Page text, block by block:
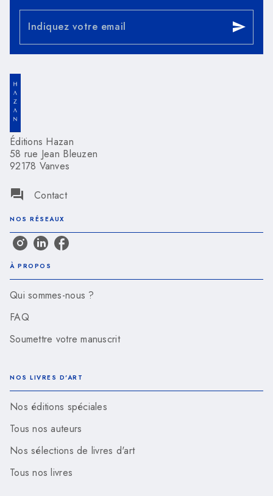
Indiquez votre email send
Éditions Hazan
58 rue Jean Bleuzen
92178 Vanves
question_answer Contact
NOS RÉSEAUX
À PROPOS
Qui sommes-nous ?
FAQ
Soumettre votre manuscrit
NOS LIVRES D'ART
Nos éditions spéciales
Tous nos auteurs
Nos sélections de livres d'art
Tous nos livres